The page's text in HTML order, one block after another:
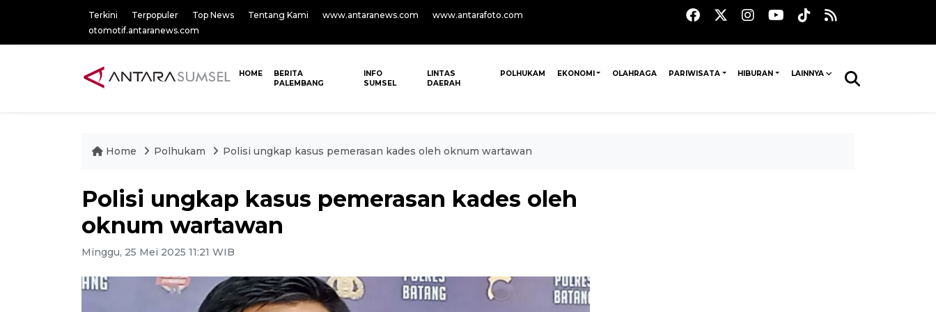
Terkini Terpopuler Top News Tentang Kami www.antaranews.com
www.antarafoto.com
otomotif.antaranews.com
HOME
BERITA
PALEMBANG
INFO
SUMSEL
LINTAS
DAERAH
POLHUKAM EKONOMI OLAHRAGA PARIWISATA HIBURAN LAINNYA
Home Polhukam Polisi ungkap kasus pemerasan kades oleh oknum wartawan
Polisi ungkap kasus pemerasan kades oleh
oknum wartawan
Minggu, 25 Mei 2025 11:21 WIB